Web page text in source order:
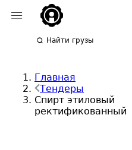
Найти грузы
Главная
Тендеры
Спирт этиловый
ректификованный